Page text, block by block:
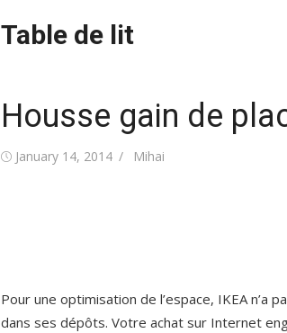
Table de lit
Housse gain de
Posted
January 14, 2014 Author
Mihai
Pour une optimisation de l’espace, IKEA n’a
dans ses dépôts. Votre achat sur Internet